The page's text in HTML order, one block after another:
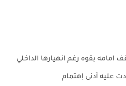
بقوه رغم انهيارها الداخلي
عليه أدنى إهتمام